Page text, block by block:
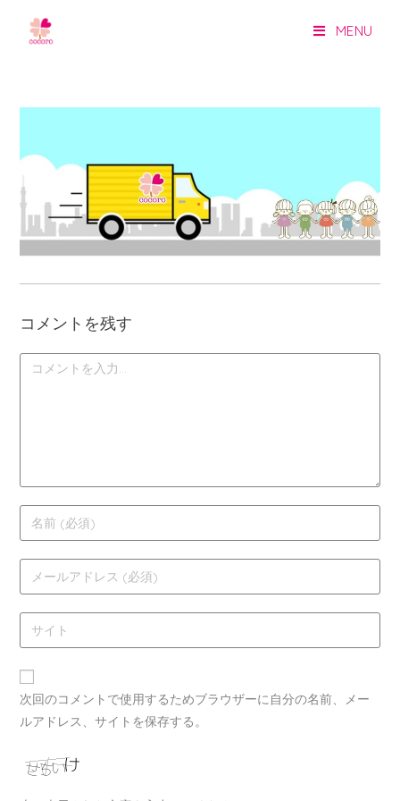
MENU
コメントを残す
次回のコメントで使用するためブラウザーに自分の名前、メー
ルアドレス、サイトを保存する。